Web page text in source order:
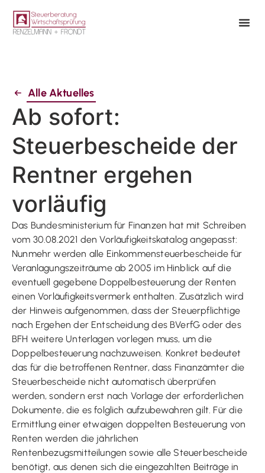
Alle Aktuelles
Ab sofort:
Steuerbescheide der
Rentner ergehen
vorläufig
Das Bundesministerium für Finanzen hat mit Schreiben
vom 30.08.2021 den Vorläufigkeitskatalog angepasst:
Nunmehr werden alle Einkommensteuerbescheide für
Veranlagungszeiträume ab 2005 im Hinblick auf die
eventuell gegebene Doppelbesteuerung der Renten
einen Vorläufigkeitsvermerk enthalten. Zusätzlich wird
der Hinweis aufgenommen, dass der Steuerpflichtige
nach Ergehen der Entscheidung des BVerfG oder des
BFH weitere Unterlagen vorlegen muss, um die
Doppelbesteuerung nachzuweisen. Konkret bedeutet
das für die betroffenen Rentner, dass Finanzämter die
Steuerbescheide nicht automatisch überprüfen
werden, sondern erst nach Vorlage der erforderlichen
Dokumente, die es folglich aufzubewahren gilt. Für die
Ermittlung einer etwaigen doppelten Besteuerung von
Renten werden die jährlichen
Rentenbezugsmitteilungen sowie alle Steuerbescheide
benötigt, aus denen sich die eingezahlten Beiträge in